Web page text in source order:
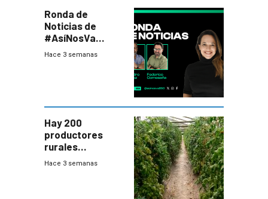
Ronda de
Noticias de
#AsíNosVa
(20/7/26)
Hace 3 semanas
Hay 200
productores
rurales
afectados tras
Hace 3 semanas